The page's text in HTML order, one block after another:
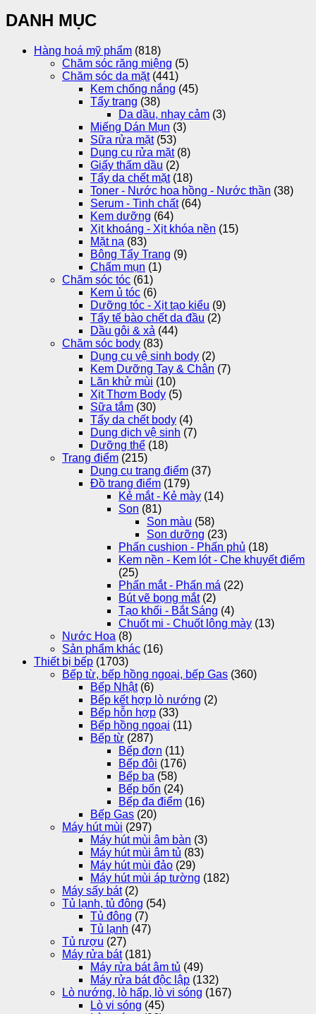
DANH MỤC
Hàng hoá mỹ phẩm (818)
Chăm sóc răng miệng (5)
Chăm sóc da mặt (441)
Kem chống nắng (45)
Tẩy trang (38)
Da dầu, nhạy cảm (3)
Miếng Dán Mụn (3)
Sữa rửa mặt (53)
Dụng cụ rửa mặt (8)
Giấy thấm dầu (2)
Tẩy da chết mặt (18)
Toner - Nước hoa hồng - Nước thần (38)
Serum - Tinh chất (64)
Kem dưỡng (64)
Xịt khoáng - Xịt khóa nền (15)
Mặt nạ (83)
Bông Tẩy Trang (9)
Chấm mụn (1)
Chăm sóc tóc (61)
Kem ủ tóc (6)
Dưỡng tóc - Xịt tạo kiểu (9)
Tẩy tế bào chết da đầu (2)
Dầu gôi & xả (44)
Chăm sóc body (83)
Dụng cụ vệ sinh body (2)
Kem Dưỡng Tay & Chân (7)
Lăn khử mùi (10)
Xịt Thơm Body (5)
Sữa tắm (30)
Tẩy da chết body (4)
Dung dịch vệ sinh (7)
Dưỡng thể (18)
Trang điểm (215)
Dụng cụ trang điểm (37)
Đồ trang điểm (179)
Kẻ mắt - Kẻ mày (14)
Son (81)
Son màu (58)
Son dưỡng (23)
Phấn cushion - Phấn phủ (18)
Kem nền - Kem lót - Che khuyết điểm
(25)
Phấn mắt - Phấn má (22)
Bút vẽ bọng mắt (2)
Tạo khối - Bắt Sáng (4)
Chuốt mi - Chuốt lông mày (13)
Nước Hoa (8)
Sản phẩm khác (16)
Thiết bị bếp (1703)
Bếp từ, bếp hồng ngoại, bếp Gas (360)
Bếp Nhật (6)
Bếp kết hợp lò nướng (2)
Bếp hỗn hợp (33)
Bếp hồng ngoại (11)
Bếp từ (287)
Bếp đơn (11)
Bếp đôi (176)
Bếp ba (58)
Bếp bốn (24)
Bếp đa điểm (16)
Bếp Gas (20)
Máy hút mùi (297)
Máy hút mùi âm bàn (3)
Máy hút mùi âm tủ (83)
Máy hút mùi đảo (29)
Máy hút mùi áp tường (182)
Máy sấy bát (2)
Tủ lạnh, tủ đông (54)
Tủ đông (7)
Tủ lạnh (47)
Tủ rượu (27)
Máy rửa bát (181)
Máy rửa bát âm tủ (49)
Máy rửa bát độc lập (132)
Lò nướng, lò hấp, lò vi sóng (167)
Lò vi sóng (45)